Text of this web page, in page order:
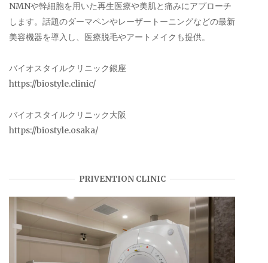
NMNや幹細胞を用いた再生医療や美肌と痛みにアプローチ
します。話題のダーマペンやレーザートーニングなどの最新
美容機器を導入し、医療脱毛やアートメイクも提供。
バイオスタイルクリニック銀座
https://biostyle.clinic/
バイオスタイルクリニック大阪
https://biostyle.osaka/
PRIVENTION CLINIC